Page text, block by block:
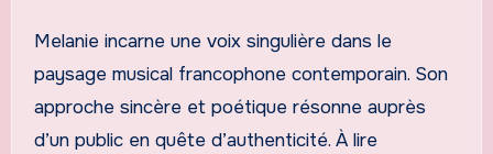
Melanie incarne une voix singulière dans le
paysage musical francophone contemporain. Son
approche sincère et poétique résonne auprès
d’un public en quête d’authenticité. À lire